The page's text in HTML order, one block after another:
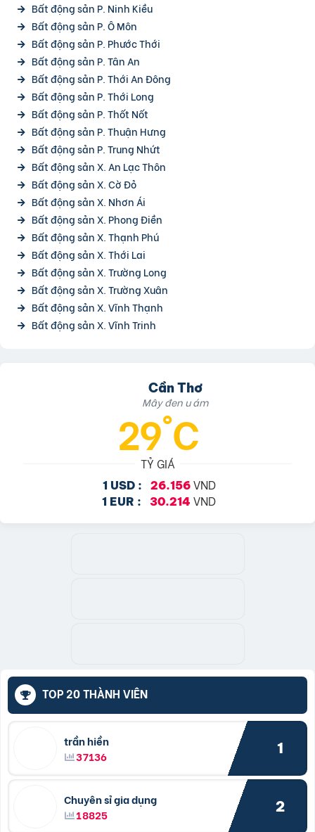
Bất động sản P. Ninh Kiều
Bất động sản P. Ô Môn
Bất động sản P. Phước Thới
Bất động sản P. Tân An
Bất động sản P. Thới An Đông
Bất động sản P. Thới Long
Bất động sản P. Thốt Nốt
Bất động sản P. Thuận Hưng
Bất động sản P. Trung Nhứt
Bất động sản X. An Lạc Thôn
Bất động sản X. Cờ Đỏ
Bất động sản X. Nhơn Ái
Bất động sản X. Phong Điền
Bất động sản X. Thạnh Phú
Bất động sản X. Thới Lai
Bất động sản X. Trường Long
Bất động sản X. Trường Xuân
Bất động sản X. Vĩnh Thạnh
Bất động sản X. Vĩnh Trinh
Cần Thơ
Mây đen u ám
29°C
TỶ GIÁ
1 USD : 26.156VND
1 EUR : 30.214 VND
TOP 20 THÀNH VIÊN
trần hiền
37136
1
Chuyên sỉ gia dụng
18825
2